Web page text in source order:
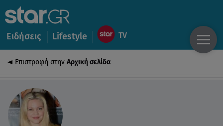
Ειδήσεις Lifestyle
Επιστροφή στην Αρχική σελίδα